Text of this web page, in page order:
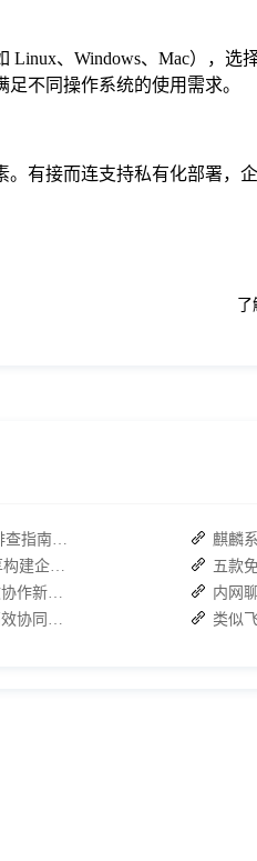
Linux、Windows、Mac），
不同操作系统的使用需求。
有接而连支持私有化部署，
麒麟 V10 环境接而连语音功能故障排查指南：快速恢复高效协作
打破信息孤岛：接而连以协同 + 共享构建企业高效办公生态
打破部门墙：接而连解锁多部门高效协作新路径
破局内外部协作壁垒：接而连打造高效协同办公新范式